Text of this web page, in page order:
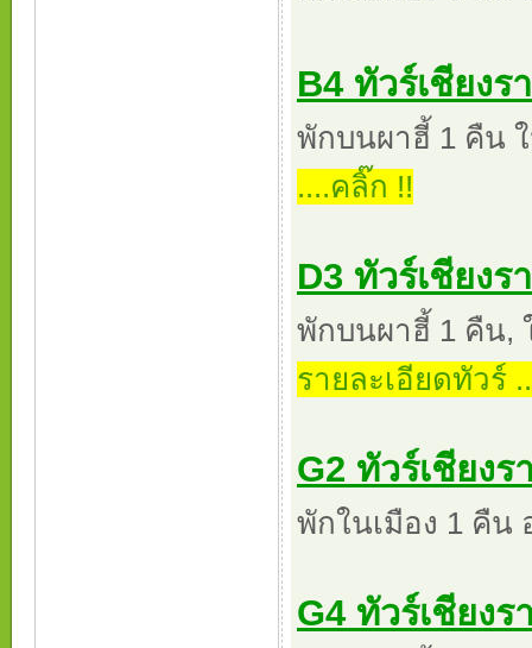
B4 ทัวร์เชียง
พักบนผาฮี้ 1 คืน
....คลิ๊ก !!
D3 ทัวร์เชียง
พักบนผาฮี้ 1 คืน,
รายละเอียดทัวร์
G2 ทัวร์เชียง
พักในเมือง 1 คืน
G4 ทัวร์เชียง